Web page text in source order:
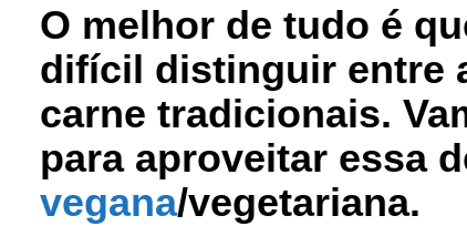
O melhor de tudo é
difícil distinguir entre
carne tradicionais.
para aproveitar essa
vegana/vegetariana.